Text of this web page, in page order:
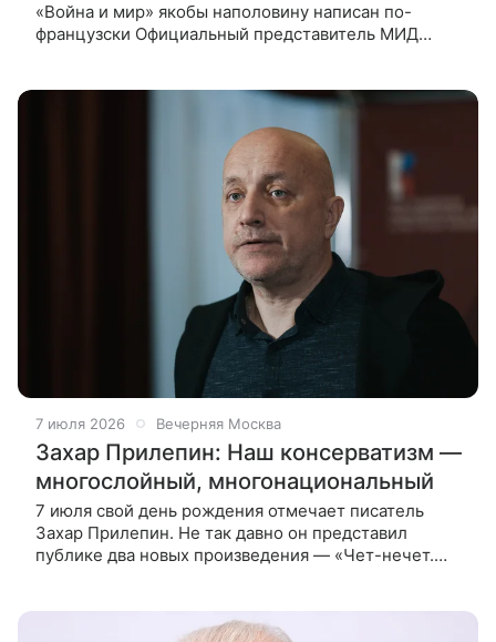
«Война и мир» якобы наполовину написан по-
французски Официальный представитель МИД
7 июля 2026 Вечерняя Москва
Захар Прилепин: Наш консерватизм —
многослойный, многонациональный
7 июля свой день рождения отмечает писатель
Захар Прилепин. Не так давно он представил
публике два новых произведения — «Чет-нечет.